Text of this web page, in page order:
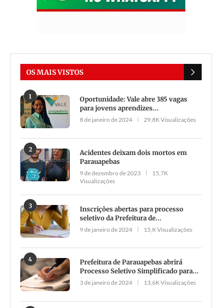
OS MAIS VISTOS
1
Oportunidade: Vale abre 385 vagas
para jovens aprendizes...
8 de janeiro de 2024 29,8K Visualizações
2
Acidentes deixam dois mortos em
Parauapebas
9 de dezembro de 2023
15,7K
Visualizações
3
Inscrições abertas para processo
seletivo da Prefeitura de...
9 de janeiro de 2024 15,K Visualizações
4
Prefeitura de Parauapebas abrirá
Processo Seletivo Simplificado para...
3 de janeiro de 2024 13,6K Visualizações